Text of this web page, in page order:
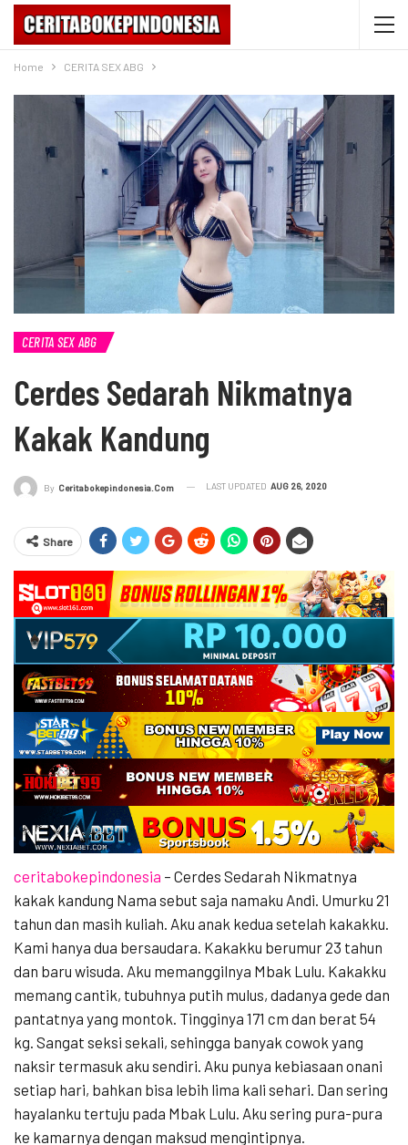
Home CERITA SEX ABG
CERITA SEX ABG
Cerdes Sedarah Nikmatnya
Kakak Kandung
By Ceritabokepindonesia.com LAST UPDATED AUG 26, 2020
Share
ceritabokepindonesia – Cerdes Sedarah Nikmatnya
kakak kandung Nama sebut saja namaku Andi. Umurku 21
tahun dan masih kuliah. Aku anak kedua setelah kakakku.
Kami hanya dua bersaudara. Kakakku berumur 23 tahun
dan baru wisuda. Aku memanggilnya Mbak Lulu. Kakakku
memang cantik, tubuhnya putih mulus, dadanya gede dan
pantatnya yang montok. Tingginya 171 cm dan berat 54
kg. Sangat seksi sekali, sehingga banyak cowok yang
naksir termasuk aku sendiri. Aku punya kebiasaan onani
setiap hari, bahkan bisa lebih lima kali sehari. Dan sering
hayalanku tertuju pada Mbak Lulu. Aku sering pura-pura
ke kamarnya dengan maksud mengintipnya.